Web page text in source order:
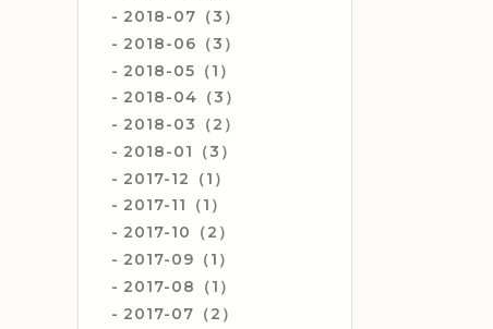
2018-07（3）
2018-06（3）
2018-05（1）
2018-04（3）
2018-03（2）
2018-01（3）
2017-12（1）
2017-11（1）
2017-10（2）
2017-09（1）
2017-08（1）
2017-07（2）